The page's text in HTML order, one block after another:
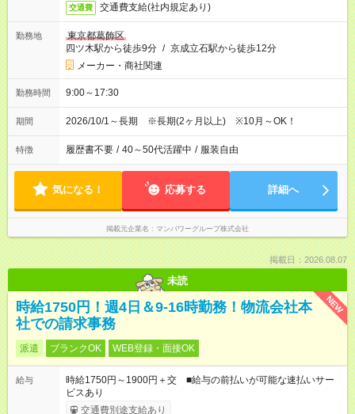
交通費 交通費支給(社内規定あり)
勤務地
東京都葛飾区
四ツ木駅から徒歩9分 / 京成立石駅から徒歩12分
メーカー・商社関連
勤務時間 9:00～17:30
期間 2026/10/1～長期 ※長期(2ヶ月以上) ※10月～OK！
特徴 履歴書不要 / 40～50代活躍中 / 服装自由
気になる！ 応募する 詳細へ
掲載元企業名 マンパワーグループ株式会社
掲載日：2026.08.07
未読
NEW
時給1750円！週4日＆9-16時勤務！物流会社本
社での請求事務
派遣 ブランクOK WEB登録・面接OK
給与
時給1750円～1900円＋交 ■給与の前払いが可能な速払いサー
ビスあり
交通費別途支給あり